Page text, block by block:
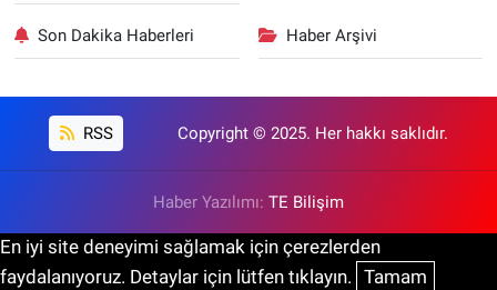
Son Dakika Haberleri Haber Arşivi
RSS Copyright © 2025. Her hakkı saklıdır.
Haber Yazılımı: TE Bilişim
En iyi site deneyimi sağlamak için çerezlerden
faydalanıyoruz. Detaylar için lütfen tıklayın. Tamam